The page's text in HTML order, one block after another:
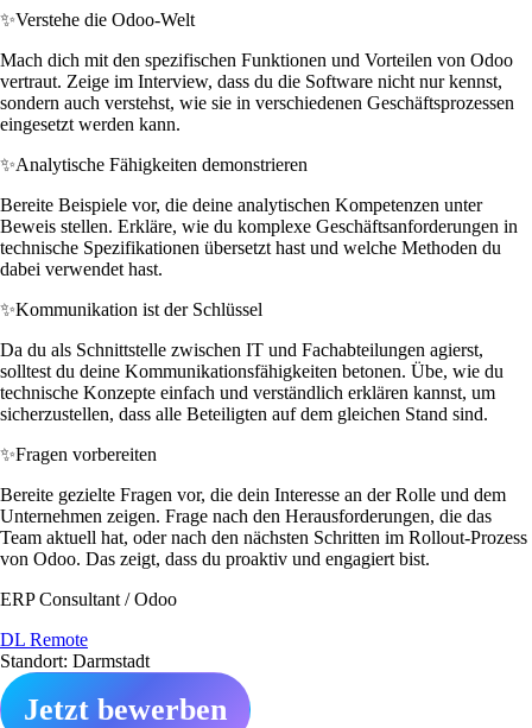
✨Verstehe die Odoo-Welt
Mach dich mit den spezifischen Funktionen und Vorteilen von Odoo
vertraut. Zeige im Interview, dass du die Software nicht nur kennst,
sondern auch verstehst, wie sie in verschiedenen Geschäftsprozessen
eingesetzt werden kann.
✨Analytische Fähigkeiten demonstrieren
Bereite Beispiele vor, die deine analytischen Kompetenzen unter
Beweis stellen. Erkläre, wie du komplexe Geschäftsanforderungen in
technische Spezifikationen übersetzt hast und welche Methoden du
dabei verwendet hast.
✨Kommunikation ist der Schlüssel
Da du als Schnittstelle zwischen IT und Fachabteilungen agierst,
solltest du deine Kommunikationsfähigkeiten betonen. Übe, wie du
technische Konzepte einfach und verständlich erklären kannst, um
sicherzustellen, dass alle Beteiligten auf dem gleichen Stand sind.
✨Fragen vorbereiten
Bereite gezielte Fragen vor, die dein Interesse an der Rolle und dem
Unternehmen zeigen. Frage nach den Herausforderungen, die das
Team aktuell hat, oder nach den nächsten Schritten im Rollout-Prozess
von Odoo. Das zeigt, dass du proaktiv und engagiert bist.
ERP Consultant / Odoo
DL Remote
Standort: Darmstadt
Jetzt bewerben